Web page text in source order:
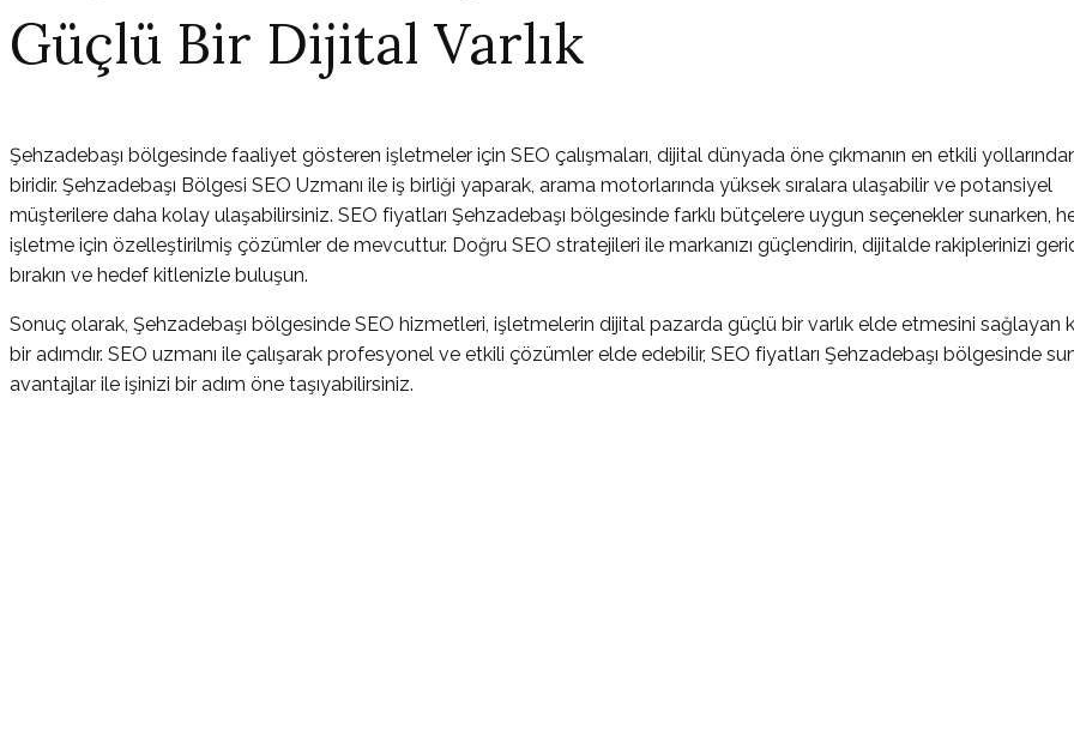
Güçlü Bir Dijital Varlık
Şehzadebaşı bölgesinde faaliyet gösteren işletmeler için SEO çalışmaları, dijital dünyada öne çıkmanın en etkili
biridir. Şehzadebaşı Bölgesi SEO Uzmanı ile iş birliği yaparak, arama motorlarında yüksek sıralara ulaşabilir ve potansiyel
müşterilere daha kolay ulaşabilirsiniz. SEO fiyatları Şehzadebaşı bölgesinde farklı bütçelere uygun seçenekler sunarken,
işletme için özelleştirilmiş çözümler de mevcuttur. Doğru SEO stratejileri ile markanızı güçlendirin, dijitalde rakiplerinizi
bırakın ve hedef kitlenizle buluşun.
Sonuç olarak, Şehzadebaşı bölgesinde SEO hizmetleri, işletmelerin dijital pazarda güçlü bir varlık elde etmesini sağlayan
bir adımdır. SEO uzmanı ile çalışarak profesyonel ve etkili çözümler elde edebilir, SEO fiyatları Şehzadebaşı bölgesinde
avantajlar ile işinizi bir adım öne taşıyabilirsiniz.